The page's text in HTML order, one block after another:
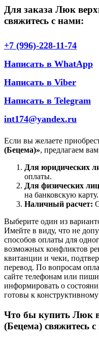
Для заказа Люк
свяжитесь с нами:
+7 (996)-228-11-74
Написать в WhatApp
Написать в Viber
Написать в Telegram
int174@yandex.ru
Если вы желаете
(Бецема)», предлагаем
Для юридических
оплаты.
Для физических
на банковскую карту.
Наличный расчет:
Выберите один из
Имейте в виду, что не
способов оплаты для
возможных конфликтов
квитанции и чеки,
перевод. По вопросам
сайте телефонам или
информировать о
готовы к конструктивному
Что бы купить Люк
(Бецема) свяжитесь